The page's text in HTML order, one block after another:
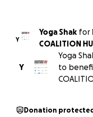
Y
Yoga Shak for
COALITION
Y
Yoga
to
Donation protected